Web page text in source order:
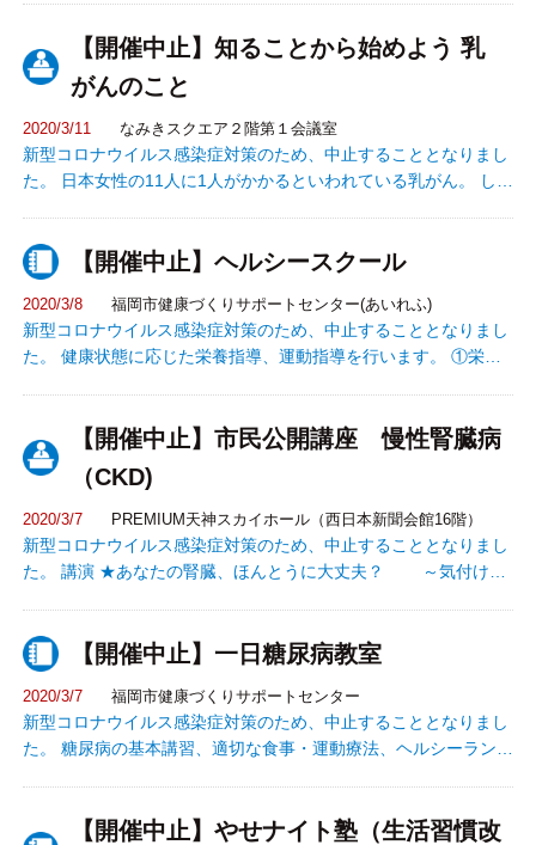
の方にメールやFAXで３ヵ月間の禁煙サポート！
【開催中止】知ることから始めよう 乳
がんのこと
2020/3/11 なみきスクエア２階第１会議室
新型コロナウイルス感染症対策のため、中止することとなりまし
た。 日本女性の11人に1人がかかるといわれている乳がん。 しか
くお話します。【開催中止】ヘルシースクール
2020/3/8 福岡市健康づくりサポートセンター(あいれふ)
新型コロナウイルス感染症対策のため、中止することとなりまし
た。 健康状態に応じた栄養指導、運動指導を行います。 ①栄養
【開催中止】市民公開講座 慢性腎臓病
（CKD)
2020/3/7 PREMIUM天神スカイホール（西日本新聞会館16階）
新型コロナウイルス感染症対策のため、中止することとなりまし
た。 講演 ★あなたの腎臓、ほんとうに大丈夫？ ～気付けば
児の慢性腎臓病 講師：波多江 健先生（福岡赤十字病院 第一小
児科 部長） ★腎臓を守る食生活～食事のポイント～ 講師：倉
橋 操先生（福岡大学病院 栄養部 副技師長） パネルディスカッシ
ョン CKDに関するさまざまな疑問に答えます 升谷 耕介先生（福
岡大学医学部 腎臓・膠原病内科学 准教授） 鳥巣 久美子先生（九
州大学大学院 包括的腎不全治療学 准教授） パネリスト 上記講
【開催中止】一日糖尿病教室
2020/3/7 福岡市健康づくりサポートセンター
新型コロナウイルス感染症対策のため、中止することとなりまし
た。 糖尿病の基本講習、適切な食事・運動療法、ヘルシーランチ
【開催中止】やせナイト塾（生活習慣改